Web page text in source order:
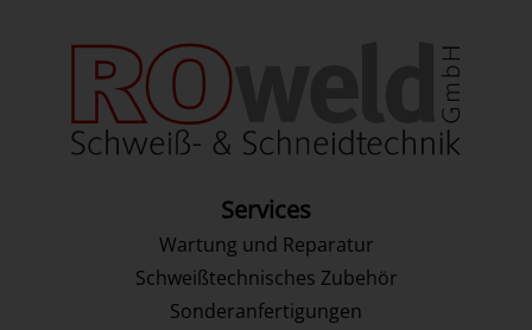
Services
Wartung und Reparatur
Schweißtechnisches Zubehör
Sonderanfertigungen